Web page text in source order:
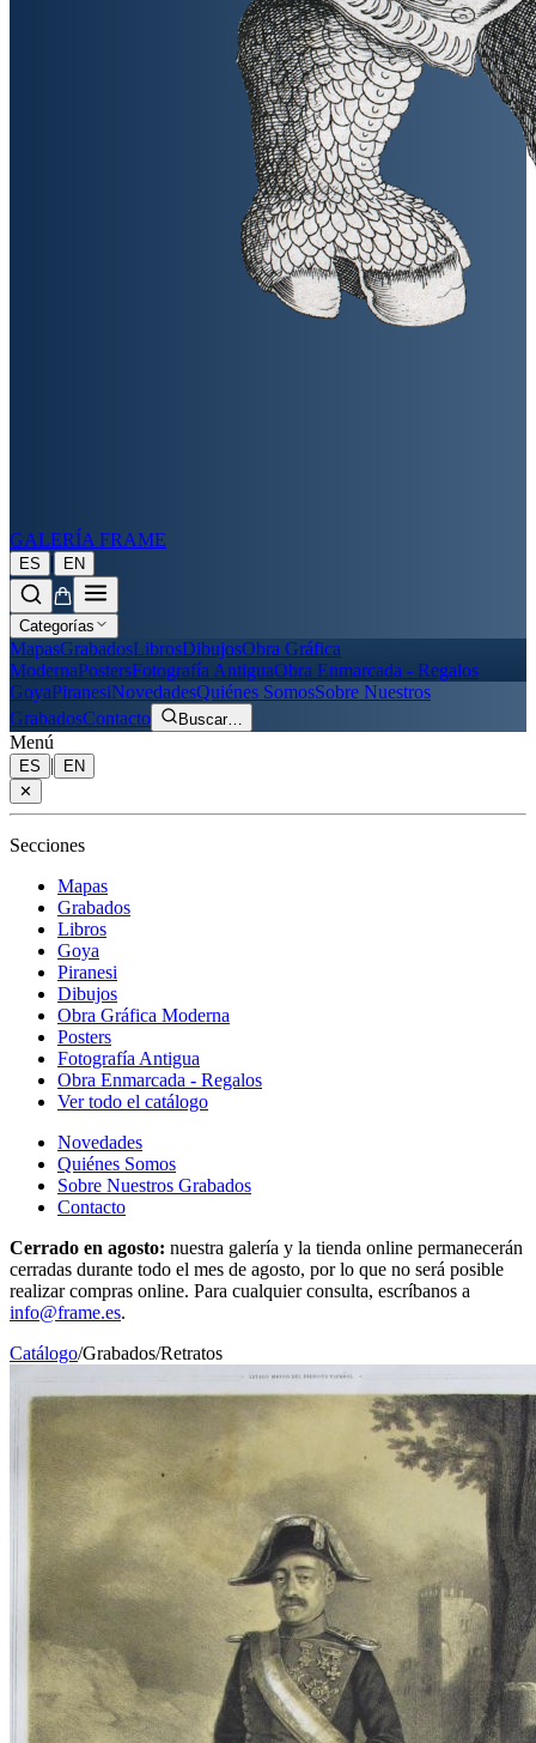
GALERÍA FRAME
ES | EN
Categorías
MapasGrabadosLibrosDibujosObra Gráfica
ModernaPostersFotografía AntiguaObra Enmarcada - Regalos
GoyaPiranesiNovedadesQuiénes SomosSobre Nuestros
GrabadosContacto Buscar…
Menú
ES |
EN
✕
Secciones
Mapas
Grabados
Libros
Goya
Piranesi
Dibujos
Obra Gráfica Moderna
Posters
Fotografía Antigua
Obra Enmarcada - Regalos
Ver todo el catálogo
Novedades
Quiénes Somos
Sobre Nuestros Grabados
Contacto
Cerrado en agosto: nuestra galería y la tienda online permanecerán
cerradas durante todo el mes de agosto, por lo que no será posible
realizar compras online. Para cualquier consulta, escríbanos a
info@frame.es.
Catálogo/Grabados/Retratos